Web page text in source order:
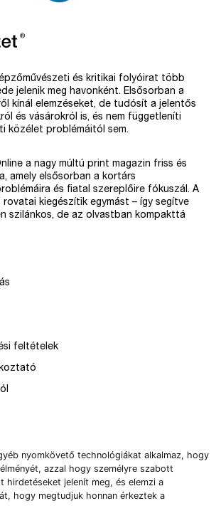
nyomkövető technológiákat alkalmaz, hogy
azzal hogy személyre szabott
hirdetéseket jelenít meg, és elemzi a
hogy megtudjuk honnan érkeztek a
és kritikai folyóirat több
jelenik meg havonként. Elsősorban a
kínál elemzéseket, de tudósít a jelentős
és vásárokról is, és nem függetleníti
közélet problémáitól sem.
a nagy múltú print magazin friss és
amely elsősorban a kortárs
és fiatal szereplőire fókuszál. A
kiegészítik egymást – így segítve
szilánkos, de az olvastban kompakttá
feltételek
Mór, Sirbik Attila